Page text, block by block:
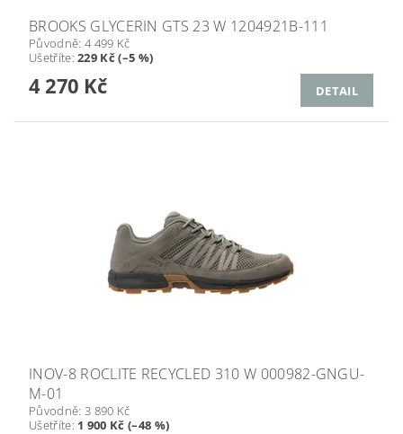
BROOKS GLYCERIN GTS 23 W 1204921B-111
Původně: 4 499 Kč
Ušetříte:229 Kč (–5 %)
4 270 Kč DETAIL
INOV-8 ROCLITE RECYCLED 310 W 000982-GNGU-
M-01
Původně: 3 890 Kč
Ušetříte: 1 900 Kč (–48 %)